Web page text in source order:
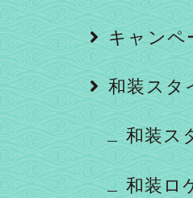
キャンペ
和装スタ
和装ス
和装ロ